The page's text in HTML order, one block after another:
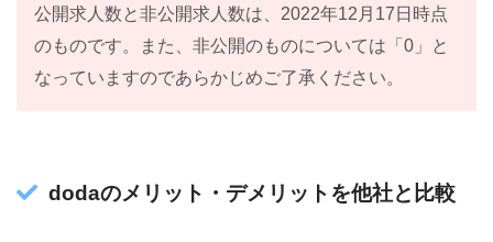
公開求人数と非公開求人数は、2022年12月17日時点
のものです。また、非公開のものについては「0」と
なっていますのであらかじめご了承ください。
dodaのメリット・デメリットを他社と比較